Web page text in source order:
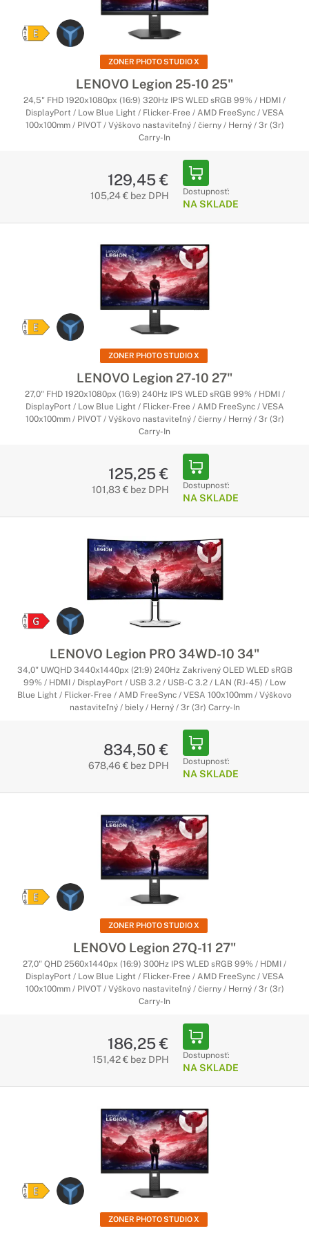
ZONER PHOTO STUDIO X
LENOVO Legion 25-10 25"
24,5" FHD 1920x1080px (16:9) 320Hz IPS WLED sRGB 99% / HDMI /
DisplayPort / Low Blue Light / Flicker-Free / AMD FreeSync / VESA
100x100mm / PIVOT / Výškovo nastaviteľný / čierny / Herný / 3r (3r)
Carry-In
129,45 €
105,24 € bez DPH Dostupnosť:
NA SKLADE
ZONER PHOTO STUDIO X
LENOVO Legion 27-10 27"
27,0" FHD 1920x1080px (16:9) 240Hz IPS WLED sRGB 99% / HDMI /
DisplayPort / Low Blue Light / Flicker-Free / AMD FreeSync / VESA
100x100mm / PIVOT / Výškovo nastaviteľný / čierny / Herný / 3r (3r)
Carry-In
125,25 €
101,83 € bez DPH Dostupnosť:
NA SKLADE
LENOVO Legion PRO 34WD-10 34"
34,0" UWQHD 3440x1440px (21:9) 240Hz Zakrivený OLED WLED sRGB
99% / HDMI / DisplayPort / USB 3.2 / USB-C 3.2 / LAN (RJ-45) / Low
Blue Light / Flicker-Free / AMD FreeSync / VESA 100x100mm / Výškovo
nastaviteľný / biely / Herný / 3r (3r) Carry-In
834,50 €
678,46 € bez DPH Dostupnosť:
NA SKLADE
ZONER PHOTO STUDIO X
LENOVO Legion 27Q-11 27"
27,0" QHD 2560x1440px (16:9) 300Hz IPS WLED sRGB 99% / HDMI /
DisplayPort / Low Blue Light / Flicker-Free / AMD FreeSync / VESA
100x100mm / PIVOT / Výškovo nastaviteľný / čierny / Herný / 3r (3r)
Carry-In
186,25 €
151,42 € bez DPH Dostupnosť:
NA SKLADE
ZONER PHOTO STUDIO X